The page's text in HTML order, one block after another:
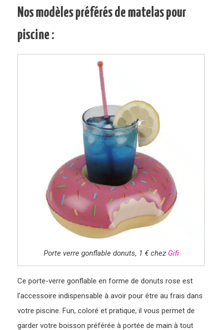
Nos modèles préférés de matelas pour
piscine :
Porte verre gonflable donuts, 1 € chez Gifi
Ce porte-verre gonflable en forme de donuts rose est
l’accessoire indispensable à avoir pour être au frais dans
votre piscine. Fun, coloré et pratique, il vous permet de
garder votre boisson préférée à portée de main à tout